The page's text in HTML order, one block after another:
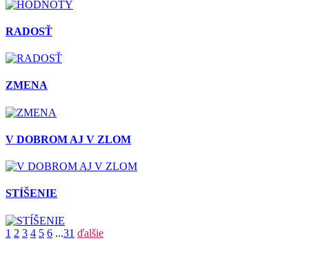
RADOSŤ
ZMENA
V DOBROM AJ V ZLOM
STÍŠENIE
1 2 3 4 5 6 ...31 ďalšie